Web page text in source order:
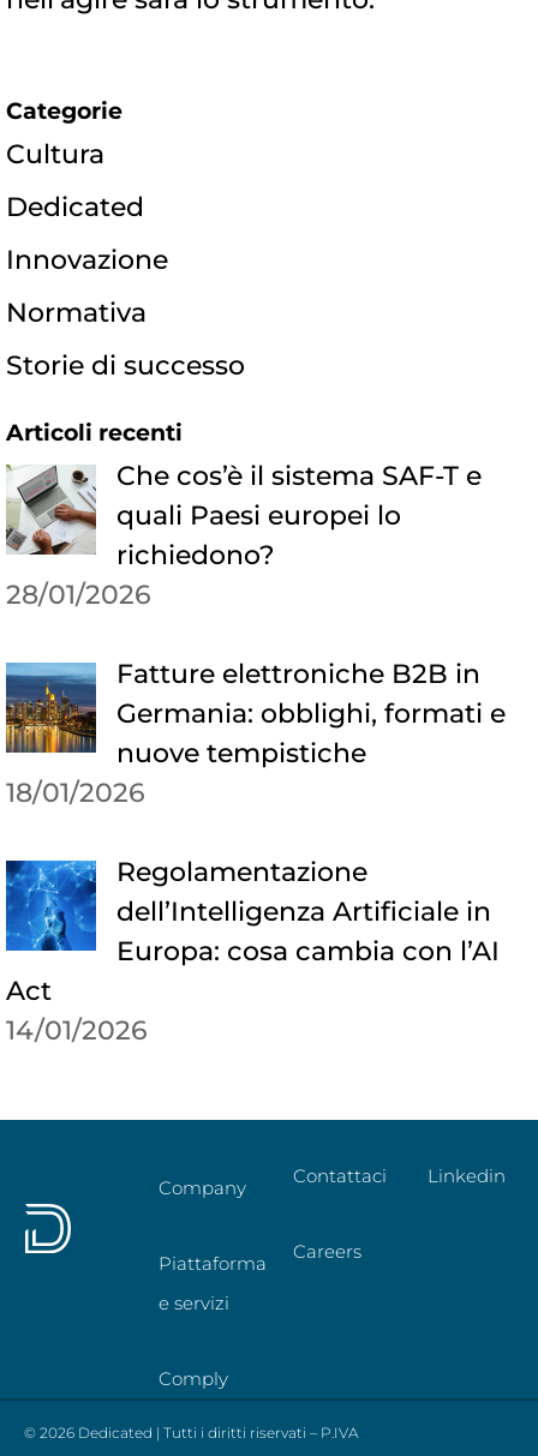
Categorie
Cultura
Dedicated
Innovazione
Normativa
Storie di successo
Articoli recenti
Che cos’è il sistema SAF-T e
quali Paesi europei lo
richiedono?
28/01/2026
Fatture elettroniche B2B in
Germania: obblighi, formati e
nuove tempistiche
18/01/2026
Regolamentazione
dell’Intelligenza Artificiale in
Europa: cosa cambia con l’AI
Act
14/01/2026
Company
Piattaforma
e servizi
Comply
Contattaci
Careers
Linkedin
© 2026 Dedicated | Tutti i diritti riservati – P.IVA